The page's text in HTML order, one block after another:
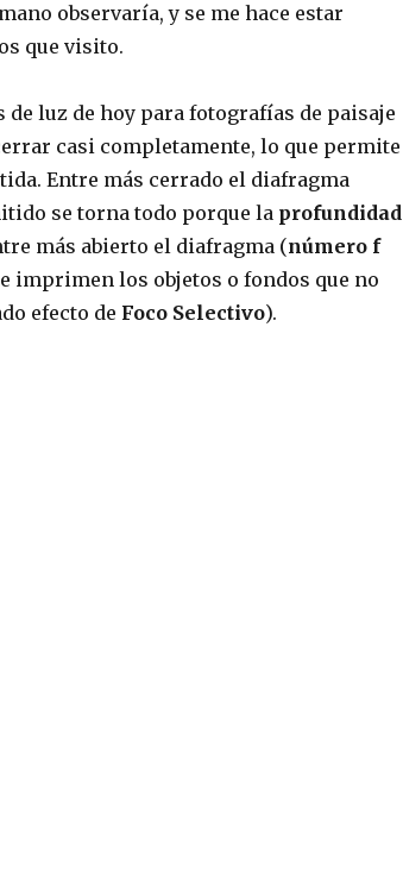
observaría, y se me hace estar
que visito.
luz de hoy para fotografías de paisaje
casi completamente, lo que permite
Entre más cerrado el diafragma
se torna todo porque la profundidad
más abierto el diafragma (número f
imprimen los objetos o fondos que no
efecto de Foco Selectivo).